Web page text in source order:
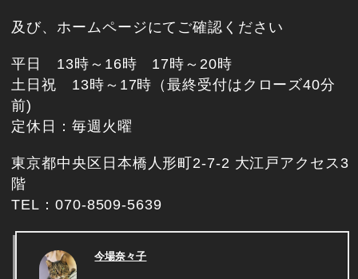
及び、ホームページにてご確認ください
平日 13時～16時 17時～20時
土日祝 13時～17時（最終受付はクローズ40分
前)
定休日：毎週火曜
東京都中央区日本橋人形町2-7-2 大江戸アクセス3
階
TEL：070-8509-5639
今場奈々子